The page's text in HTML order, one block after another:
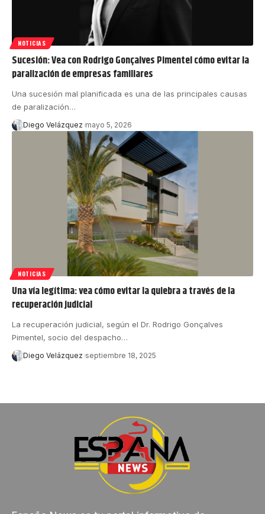
NOTICIAS
Sucesión: Vea con Rodrigo Gonçalves Pimentel cómo evitar la
paralización de empresas familiares
Una sucesión mal planificada es una de las principales causas
de paralización…
Diego Velázquez mayo 5, 2026
NOTICIAS
Una vía legítima: vea cómo evitar la quiebra a través de la
recuperación judicial
La recuperación judicial, según el Dr. Rodrigo Gonçalves
Pimentel, socio del despacho…
Diego Velázquez septiembre 18, 2025